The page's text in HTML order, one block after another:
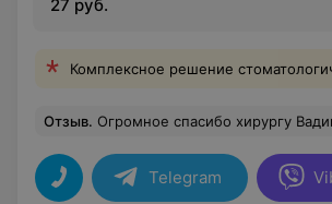
27 руб.
Комплексное решение
Отзыв. Огромное спасибо хирургу Вадиму Петровичу - профессионал своего дела и просто замечательный человек!!! Пришла к нему за консультацией - ушла без
Telegram